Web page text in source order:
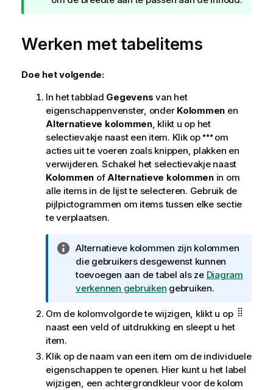
Werken met tabelitems
Doe het volgende:
In het tabblad Gegevens van het
eigenschappenvenster, onder Kolommen en
Alternatieve kolommen, klikt u op het
selectievakje naast een item. Klik op
om
acties uit te voeren zoals knippen, plakken en
verwijderen. Schakel het selectievakje naast
Kolommen ofAlternatieve kolommenin om
alle items in de lijst te selecteren. Gebruik de
pijlpictogrammen om items tussen elke sectie
te verplaatsen.
I
n
f
o
m
a
i
e
Alternatieve kolommen zijn kolommen
die gebruikers desgewenst kunnen
toevoegen aan de tabel als ze Diagram
verkennen gebruiken gebruiken.
Om de kolomvolgorde te wijzigen, klikt u op
naast een veld of uitdrukking en sleept u het
item.
Klik op de naam van een item om de individuele
eigenschappen te openen. Hier kunt u het label
wijzigen, een achtergrondkleur voor de kolom